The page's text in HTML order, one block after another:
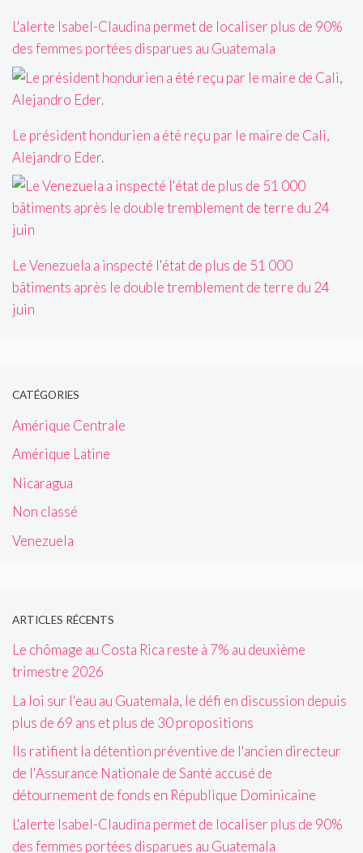
L'alerte Isabel-Claudina permet de localiser plus de 90%
des femmes portées disparues au Guatemala
Le président hondurien a été reçu par le maire de Cali,
Alejandro Eder.
Le Venezuela a inspecté l'état de plus de 51 000
bâtiments après le double tremblement de terre du 24
juin
CATÉGORIES
Amérique Centrale
Amérique Latine
Nicaragua
Non classé
Venezuela
ARTICLES RÉCENTS
Le chômage au Costa Rica reste à 7% au deuxième
trimestre 2026
La loi sur l'eau au Guatemala, le défi en discussion depuis
plus de 69 ans et plus de 30 propositions
Ils ratifient la détention préventive de l'ancien directeur
de l'Assurance Nationale de Santé accusé de
détournement de fonds en République Dominicaine
L'alerte Isabel-Claudina permet de localiser plus de 90%
des femmes portées disparues au Guatemala